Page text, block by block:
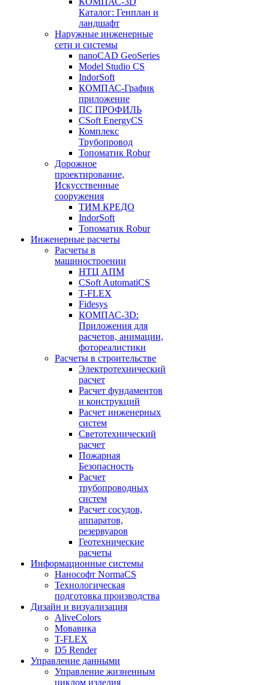
Каталог: Генплан и
ландшафт
Наружные инженерные
сети и системы
nanoCAD GeoSeries
Model Studio CS
IndorSoft
КОМПАС-График
приложение
ПС ПРОФИЛЬ
CSoft EnergyCS
Комплекс
Трубопровод
Топоматик Robur
Дорожное
проектирование,
Искусственные
сооружения
ТИМ КРЕДО
IndorSoft
Топоматик Robur
Инженерные расчеты
Расчеты в
машиностроении
НТЦ АПМ
CSoft AutomatiCS
T-FLEX
Fidesys
КОМПАС-3D:
Приложения для
расчетов, анимации,
фотореалистики
Расчеты в строительстве
Электротехнический
расчет
Расчет фундаментов
и конструкций
Расчет инженерных
систем
Светотехнический
расчет
Пожарная
Безопасность
Расчет
трубопроводных
систем
Расчет сосудов,
аппаратов,
резервуаров
Геотехнические
расчеты
Информационные системы
Нанософт NormaCS
Технологическая
подготовка производства
Дизайн и визуализация
AliveColors
Мовавика
T-FLEX
D5 Render
Управление данными
Управление жизненным
циклом изделия